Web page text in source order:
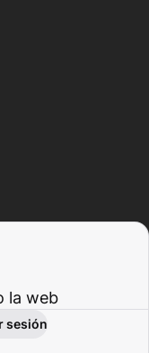
la web
sesión